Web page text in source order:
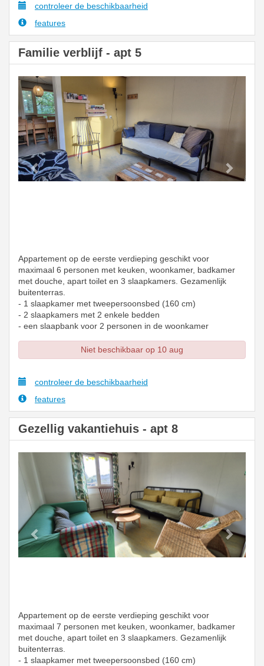
controleer de beschikbaarheid
features
Familie verblijf - apt 5
Previous
Appartement op de eerste verdieping geschikt voor
maximaal 6 personen met keuken, woonkamer, badkamer
met douche, apart toilet en 3 slaapkamers. Gezamenlijk
buitenterras.
- 1 slaapkamer met tweepersoonsbed (160 cm)
- 2 slaapkamers met 2 enkele bedden
- een slaapbank voor 2 personen in de woonkamer
Niet beschikbaar op 10 aug
controleer de beschikbaarheid
features
Gezellig vakantiehuis - apt 8
Previous
Appartement op de eerste verdieping geschikt voor
maximaal 7 personen met keuken, woonkamer, badkamer
met douche, apart toilet en 3 slaapkamers. Gezamenlijk
buitenterras.
- 1 slaapkamer met tweepersoonsbed (160 cm)